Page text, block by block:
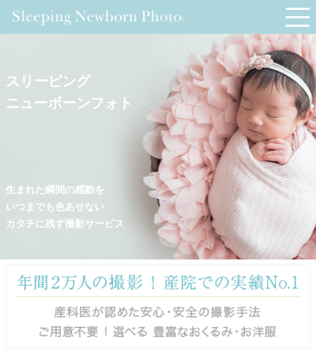
スリーピング
ニューボーンフォト
生まれた瞬間の感動を
いつまでも色あせない
カタチに残す撮影サービス